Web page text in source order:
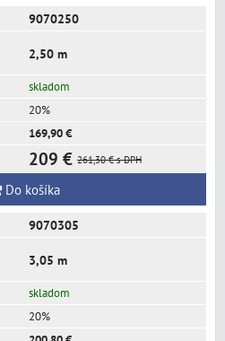
9070250
2,50 m
skladom
20%
169,90 €
209 € 261,30 € s DPH
Do košíka
9070305
3,05 m
skladom
20%